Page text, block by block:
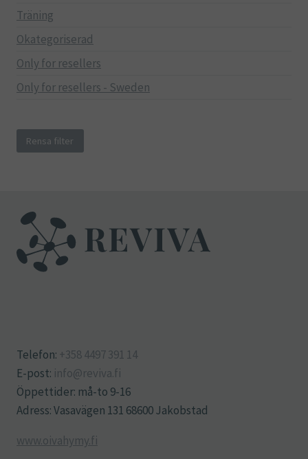
Träning
Okategoriserad
Only for resellers
Only for resellers - Sweden
Rensa filter
Telefon: +358 4497 391 14
E-post: info@reviva.fi
Öppettider: må-to 9-16
Adress: Vasavägen 131 68600 Jakobstad
www.oivahymy.fi